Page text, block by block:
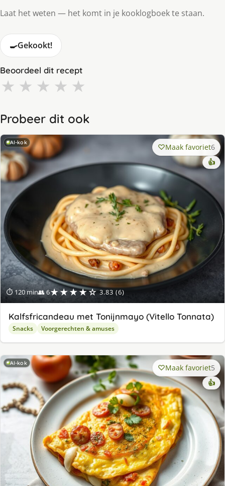
Laat het weten — het komt in je kooklogboek te staan.
🍳Gekookt!
Beoordeel dit recept
★ ★ ★ ★ ★
Probeer dit ook
AI-kok
⏱ 120 min👥 6★★★★☆ 3.83 (6)
Maak favoriet6
👍
Kalfsfricandeau met Tonijnmayo (Vitello Tonnata)
Snacks Voorgerechten & amuses
AI-kok Maak favoriet5
👍